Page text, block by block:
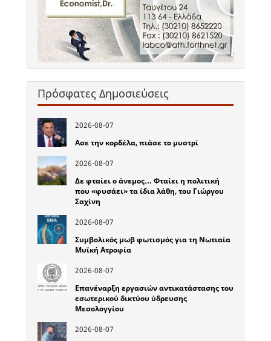
Πρόσφατες Δημοσιεύσεις
2026-08-07
Ασε την κορδέλα, πιάσε το μυστρί
2026-08-07
Δε φταίει ο άνεμος… Φταίει η πολιτική
που «φυσάει» τα ίδια λάθη, του Γιώργου
Σαχίνη
2026-08-07
Συμβολικός μωβ φωτισμός για τη Νωτιαία
Μυϊκή Ατροφία
2026-08-07
Επανέναρξη εργασιών αντικατάστασης του
εσωτερικού δικτύου ύδρευσης
Μεσολογγίου
2026-08-07